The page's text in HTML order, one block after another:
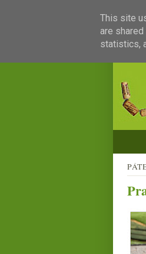
This site
are
statistics,